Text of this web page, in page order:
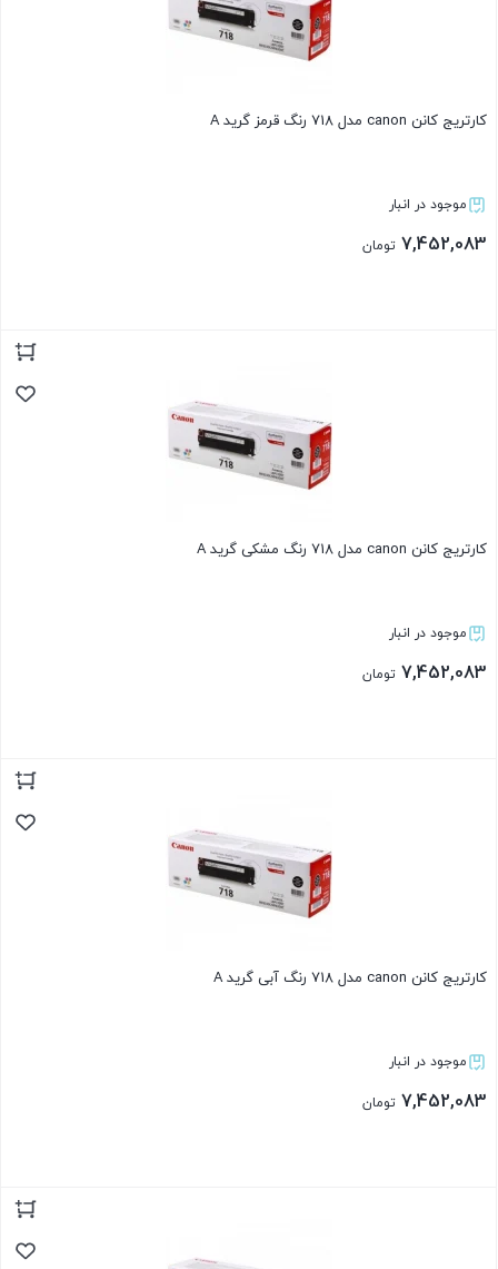
کارتریج کانن canon مدل 718 رنگ قرمز گرید A
موجود در انبار
7,452,083 تومان
کارتریج کانن canon مدل 718 رنگ مشکی گرید A
موجود در انبار
7,452,083 تومان
کارتریج کانن canon مدل 718 رنگ آبی گرید A
موجود در انبار
7,452,083 تومان